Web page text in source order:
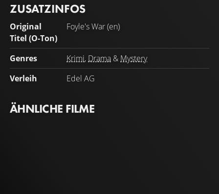
ZUSATZINFOS
Original
Titel (O-Ton)
Foyle's War (en)
Genres Krimi, Drama & Mystery
Verleih
Edel AG
ÄHNLICHE FILME